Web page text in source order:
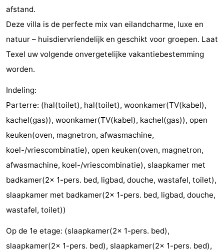
Krim
EuroParcs
-
Texel
Sluftervallei
Strandhuys
-
Villapark
Residentie
Villapark
Vogelmient
Last
Zien
doen
-
afstand.
Deze villa is de perfecte mix van eilandcharme, luxe en
natuur – huisdiervriendelijk en geschikt voor groepen. Laat
Texel uw volgende onvergetelijke vakantiebestemming
worden.
Indeling:
Parterre: (hal(toilet), hal(toilet), woonkamer(TV(kabel),
kachel(gas)), woonkamer(TV(kabel), kachel(gas)), open
keuken(oven, magnetron, afwasmachine,
koel-/vriescombinatie), open keuken(oven, magnetron,
afwasmachine, koel-/vriescombinatie), slaapkamer met
badkamer(2x 1-pers. bed, ligbad, douche, wastafel, toilet),
slaapkamer met badkamer(2x 1-pers. bed, ligbad, douche,
wastafel, toilet))
Op de 1e etage: (slaapkamer(2x 1-pers. bed),
slaapkamer(2x 1-pers. bed), slaapkamer(2x 1-pers. bed),